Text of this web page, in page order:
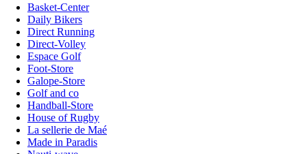
Basket-Center
Daily Bikers
Direct Running
Direct-Volley
Espace Golf
Foot-Store
Galope-Store
Golf and co
Handball-Store
House of Rugby
La sellerie de Maé
Made in Paradis